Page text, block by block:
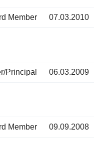
Member 07.03.2010
Principal 06.03.2009
Member 09.09.2008